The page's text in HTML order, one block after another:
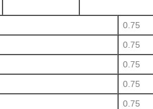
0.75
0.75
0.75
0.75
0.75